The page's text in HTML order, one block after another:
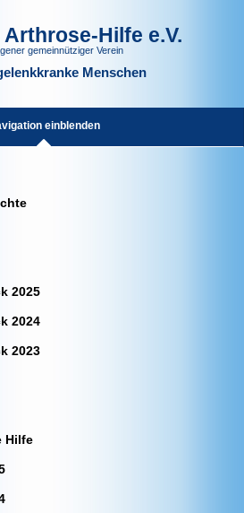
Hilfe e.V.
gemeinnütziger Verein
Menschen
einblenden
2025
2024
2023
Hilfe